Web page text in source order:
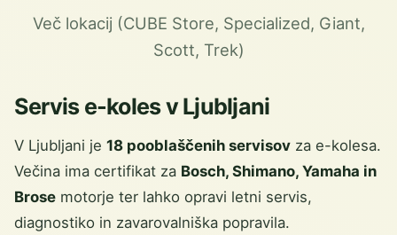
Več lokacij (CUBE Store, Specialized, Giant,
Scott, Trek)
Servis e-koles v Ljubljani
V Ljubljani je 18 pooblaščenih servisov za e-kolesa.
Večina ima certifikat za Bosch, Shimano, Yamaha in
Brose motorje ter lahko opravi letni servis,
diagnostiko in zavarovalniška popravila.